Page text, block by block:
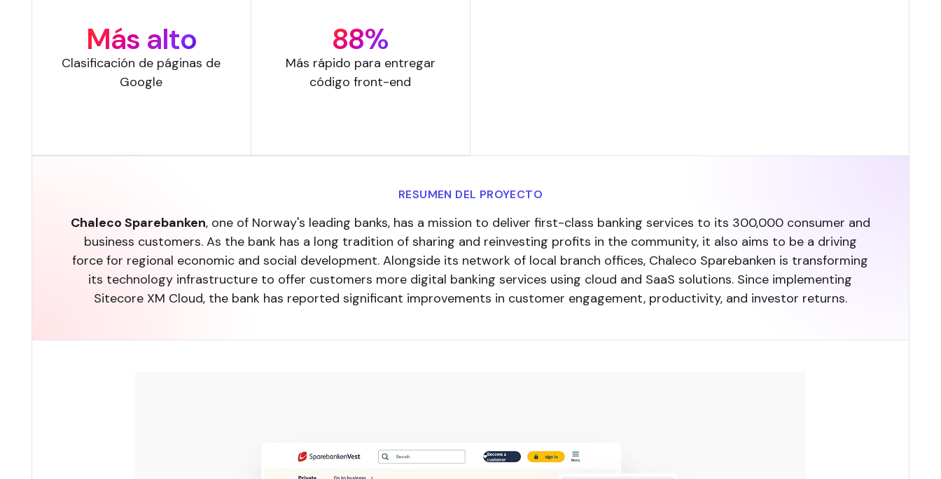
Más alto
Clasificación de páginas de
Google
88%
Más rápido para entregar
código front-end
RESUMEN DEL PROYECTO
Chaleco Sparebanken, one of Norway's leading banks, has a mission to deliver first-class banking services to its 300,000 consumer and
business customers. As the bank has a long tradition of sharing and reinvesting profits in the community, it also aims to be a driving
force for regional economic and social development. Alongside its network of local branch offices, Chaleco Sparebanken is transforming
its technology infrastructure to offer customers more digital banking services using cloud and SaaS solutions. Since implementing
Sitecore XM Cloud, the bank has reported significant improvements in customer engagement, productivity, and investor returns.